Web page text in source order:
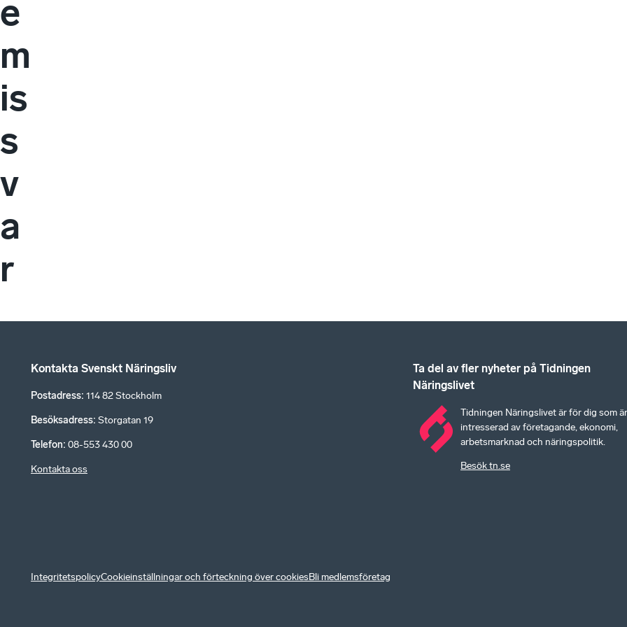
e
m
is
s
v
a
r
Kontakta Svenskt Näringsliv
Postadress: 114 82 Stockholm
Besöksadress: Storgatan 19
Telefon: 08-553 430 00
Kontakta oss
Ta del av fler nyheter på Tidningen
Näringslivet
Tidningen Näringslivet är för dig som är
intresserad av företagande, ekonomi,
arbetsmarknad och näringspolitik.
Besök tn.se
IntegritetspolicyCookieinställningar och förteckning över cookiesBli medlemsföretag